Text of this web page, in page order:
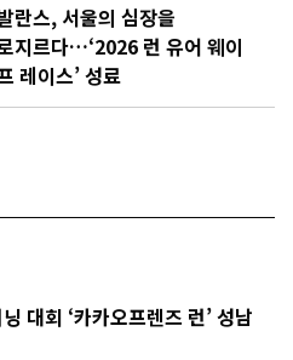
란스, 서울의 심장을
지르다…‘2026 런 유어 웨이
레이스’ 성료
대회 ‘카카오프렌즈 런’ 성남